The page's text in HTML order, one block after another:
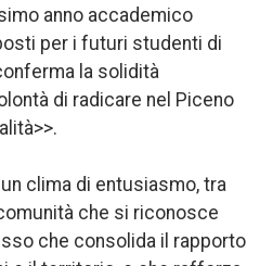
anno accademico
per i futuri studenti di
la solidità
di radicare nel Piceno
clima di entusiasmo, tra
che si riconosce
che consolida il rapporto